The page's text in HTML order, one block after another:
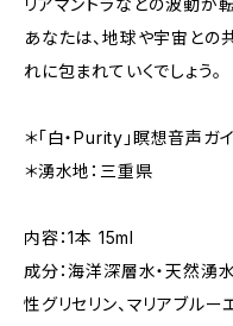
リアマントラなどの波動が
あなたは、地球や宇宙との
れに包まれていくでしょう。
＊「白・Purity」瞑想音声ガ
＊湧水地：三重県
内容：1本 15ml
成分：海洋深層水・天然湧
性グリセリン、マリアブル